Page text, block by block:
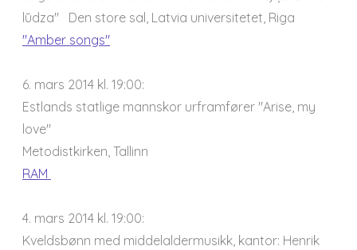
lūdza" Den store sal, Latvia universitetet, Riga
"Amber songs"
6. mars 2014 kl. 19:00:
Estlands statlige mannskor urframfører "Arise, my
love"
Metodistkirken, Tallinn
RAM
4. mars 2014 kl. 19:00:
Kveldsbønn med middelaldermusikk, kantor: Henrik